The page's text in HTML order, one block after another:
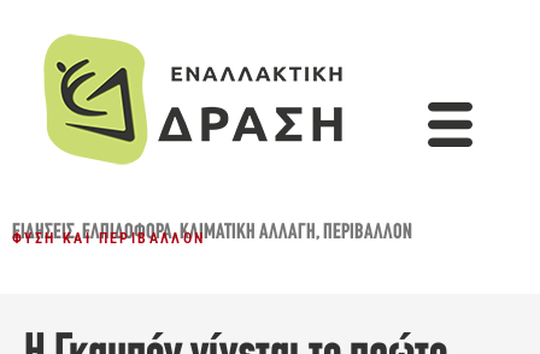
ΕΙΔΉΣΕΙΣ,ΕΛΠΙΔΟΦΌΡΑ,ΚΛΙΜΑΤΙΚΉ ΑΛΛΑΓΉ,ΠΕΡΙΒΆΛΛΟΝ
ΦΎΣΗ ΚΑΙ ΠΕΡΙΒΆΛΛΟΝ